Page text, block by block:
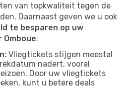
van topkwaliteit tegen de
Daarnaast geven we u ook
te besparen op uw
:
Vliegtickets stijgen meestal
nadert, vooral
Door uw vliegtickets
kunt u betere deals